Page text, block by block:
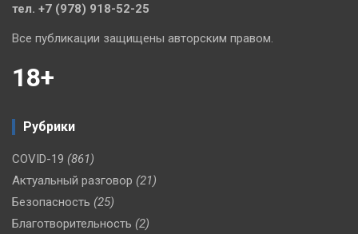
тел. +7 (978) 918-52-25
Все публикации защищены авторским правом.
18+
Рубрики
COVID-19 (861)
Актуальный разговор (21)
Безопасность (25)
Благотворительность (2)